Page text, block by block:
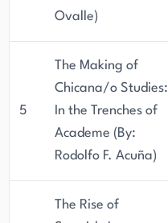
Ovalle)
5
The Making of
Chicana/o Studies:
In the Trenches of
Academe (By:
Rodolfo F. Acuña)
The Rise of